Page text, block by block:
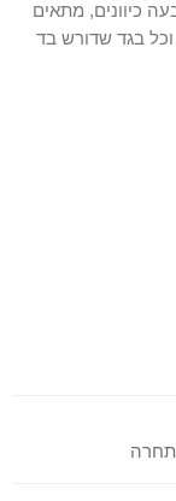
כיוונים, מתאים
בגד שדורש בד
תחרה